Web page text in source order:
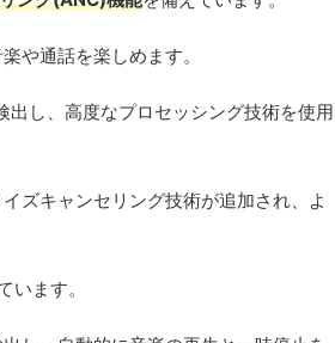
や通話を楽しめます。
し、高度なプロセッシング技術を使用
ズキャンセリング技術が追加され、よ
います。